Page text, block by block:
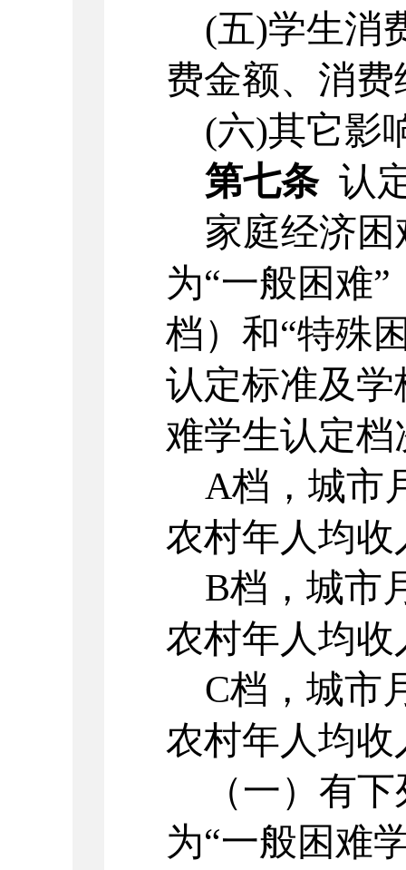
(五)学生消
费金额、消
(六)其它影
第七条 认
家庭经济
为“一般困难
档）和“特殊
认定标准及
难学生认定档
A档，城市
农村年人均收
B档，城市
农村年人均收
C档，城市
农村年人均收
（一）有
为“一般困难